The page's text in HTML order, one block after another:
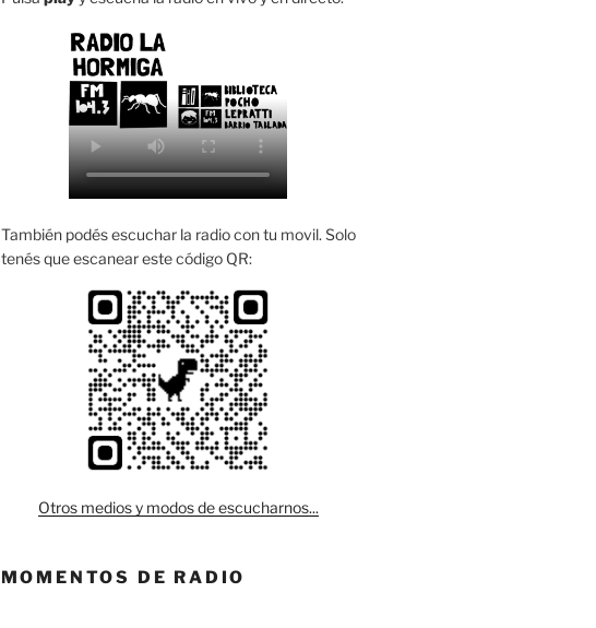
También podés escuchar la radio con tu movil. Solo
tenés que escanear este código QR:
Otros medios y modos de escucharnos...
MOMENTOS DE RADIO